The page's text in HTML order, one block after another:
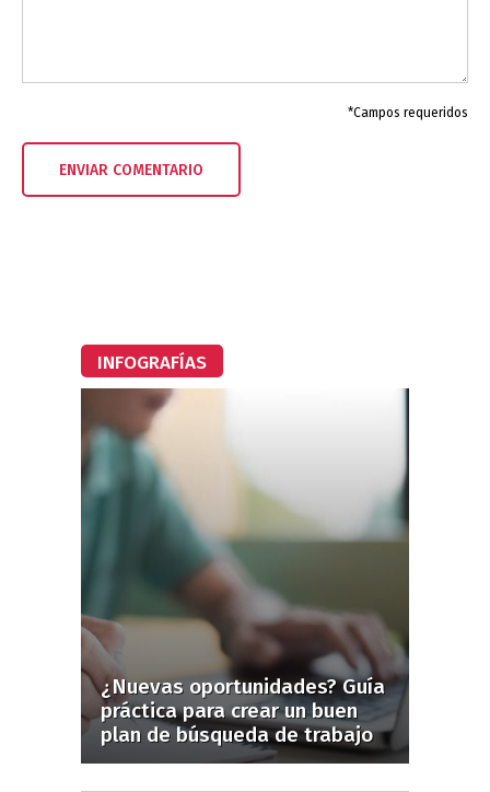
*Campos requeridos
INFOGRAFÍAS
¿Nuevas oportunidades? Guía
práctica para crear un buen
plan de búsqueda de trabajo